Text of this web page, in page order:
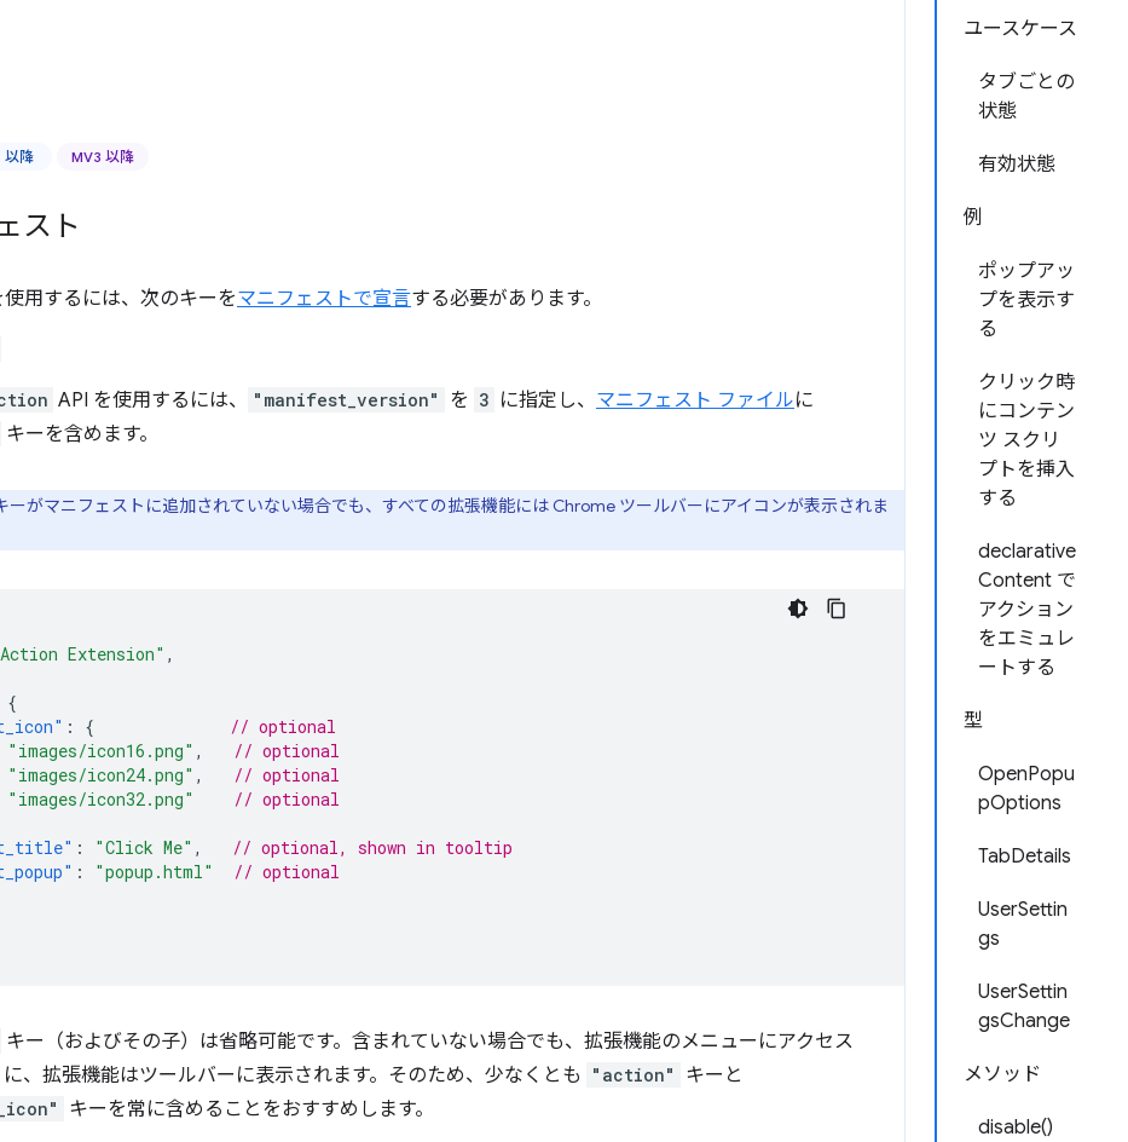
ユースケース
タブごとの
状態
有効状態
例
ポップアッ
プを表示す
る
クリック時
にコンテン
ツ スクリ
プトを挿入
する
declarative
Content で
アクション
をエミュレ
ートする
型
OpenPopu
pOptions
TabDetails
UserSettin
gs
UserSettin
gsChange
メソッド
disable()
以降 MV3 以降
スト
使用するには、次のキーをマニフェストで宣言する必要があります。
API を使用するには、 "manifest_version" を 3 に指定し、 マニフェスト ファイルに
キーを含めます。
ーがマニフェストに追加されていない場合でも、すべての拡張機能には Chrome ツールバーにアイコンが表示されま
Extension" ,
{
: {
// optional
"images/icon16.png" ,
// optional
"images/icon24.png" ,
// optional
"images/icon32.png"
// optional
: "Click Me" ,
// optional, shown in tooltip
: "popup.html"
// optional
キー（およびその子）は省略可能です。含まれていない場合でも、拡張機能のメニューにアクセス
、拡張機能はツールバーに表示されます。そのため、少なくとも
"action" キーと
キーを常に含めることをおすすめします。